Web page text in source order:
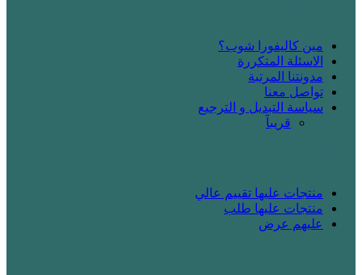
مين كاليفورا شوب؟
الاسئلة المتكررة
مدونتنا المرتبة
تواصل معنا
سياسة التبديل و الترجيع
قريباََ
منتجات عليها تقييم عالي
منتجات عليها طلب
عليهم عرض